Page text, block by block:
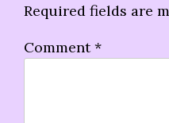
Required fields are
Comment*